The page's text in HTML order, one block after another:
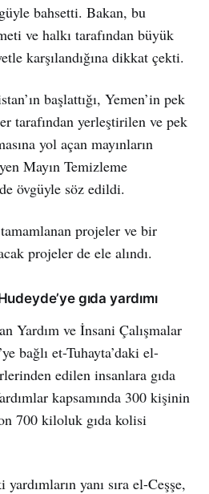
bahsetti. Bakan, bu
ve halkı tarafından büyük
karşılandığına dikkat çekti.
başlattığı, Yemen’in pek
tarafından yerleştirilen ve pek
yol açan mayınların
Mayın Temizleme
övgüyle söz edildi.
projeler ve bir
projeler de ele alındı.
gıda yardımı
Yardım ve İnsani Çalışmalar
bağlı et-Tuhayta’daki el-
edilen insanlara gıda
kapsamında 300 kişinin
700 kiloluk gıda kolisi
yanı sıra el-Ceşşe,